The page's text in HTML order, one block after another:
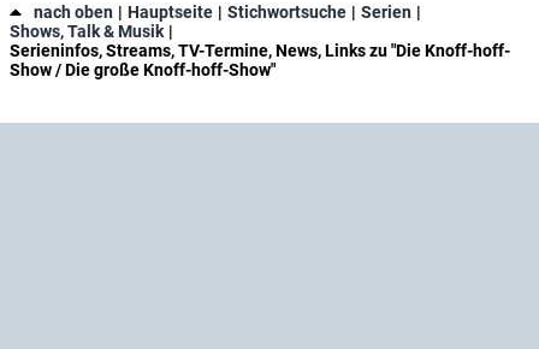
nach oben Hauptseite Stichwortsuche
Serien
Shows, Talk & Musik
Serieninfos, Streams, TV-Termine, News, Links zu "Die Knoff-hoff-
Show / Die große Knoff-hoff-Show"